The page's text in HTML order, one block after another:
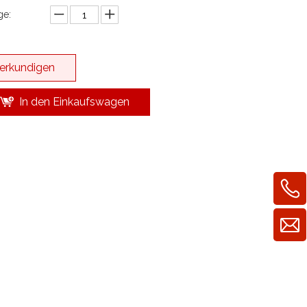
erkundigen
In den Einkaufswagen